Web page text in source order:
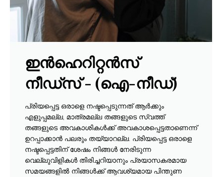
ഇൻഹെറിറ്റൻസ്
നീഡ്സ് - (ഐ-നീഡ്)
പ്രിയപ്പെട്ട ഒരാളെ നഷ്ടപ്പെടുന്നത് ആർക്കും
എളുപ്പമല്ല, മാത്രമല്ല തങ്ങളുടെ സ്വത്ത്
തങ്ങളുടെ അവകാശികൾക്ക് അവകാശപ്പെട്ടതാണെന്ന്
ഉറപ്പാക്കാൻ പലരും തയ്യാറല്ല. പ്രിയപ്പെട്ട ഒരാളെ
നഷ്ടപ്പെട്ടതിന് ശേഷം നിങ്ങൾ നേരിടുന്ന
വെല്ലുവിളികൾ തിരിച്ചറിയാനും പ്രയാസകരമായ
സമയങ്ങളിൽ നിങ്ങൾക്ക് ആവശ്യമായ പിന്തുണ